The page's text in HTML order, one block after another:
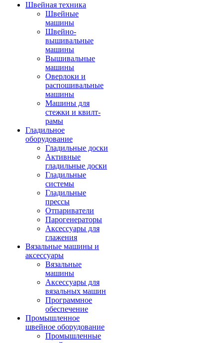
Швейная техника
Швейные
машины
Швейно-
вышивальные
машины
Вышивальные
машины
Оверлоки и
распошивальные
машины
Машины для
стежки и квилт-
рамы
Гладильное
оборудование
Гладильные доски
Активные
гладильные доски
Гладильные
системы
Гладильные
прессы
Отпариватели
Парогенераторы
Аксессуары для
глажения
Вязальные машины и
аксессуары
Вязальные
машины
Аксессуары для
вязальных машин
Программное
обеспечение
Промышленное
швейное оборудование
Промышленные